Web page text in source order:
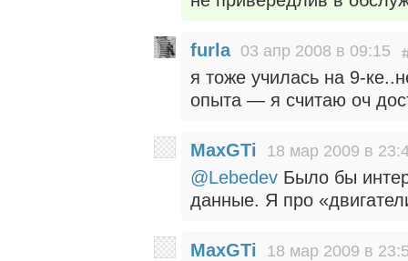
furla 03 апр 2008 в 09:15
я тоже училась на 9-
опыта — я считаю оч
MaxGTi 18 мар 2009 в
@Lebedev Было бы
данные. Я про
MaxGTi 18 мар 2009 в